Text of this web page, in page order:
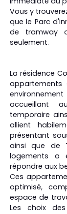
Vous y
que le Parc
de tramway
seulement.
La résidence
appartements
accueillant
temporaire
allient
présentant
ainsi que de
logements a
répondre aux
Ces
optimisé,
espace de
Les choix